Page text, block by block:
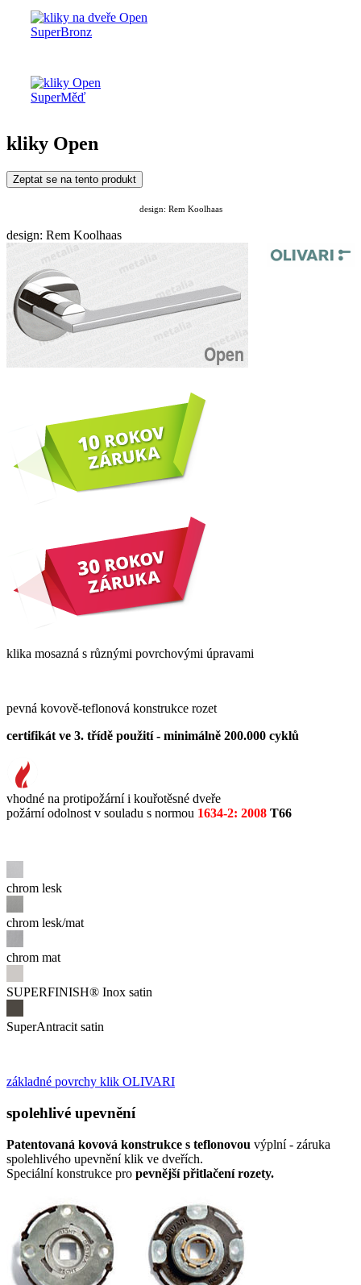
kliky Open
Zeptat se na tento produkt
design: Rem Koolhaas
design: Rem Koolhaas
klika mosazná s různými povrchovými úpravami
pevná kovově-teflonová konstrukce rozet
certifikát ve 3. třídě použití - minimálně 200.000 cyklů
vhodné na protipožární i kouřotěsné dveře
požární odolnost v souladu s normou 1634-2: 2008 T66
chrom lesk
chrom lesk/mat
chrom mat
SUPERFINISH® Inox satin
SuperAntracit satin
základné povrchy klik OLIVARI
spolehlivé upevnění
Patentovaná kovová konstrukce s teflonovou výplní - záruka
spolehlivého upevnění klik ve dveřích.
Speciální konstrukce pro pevnější přitlačení rozety.